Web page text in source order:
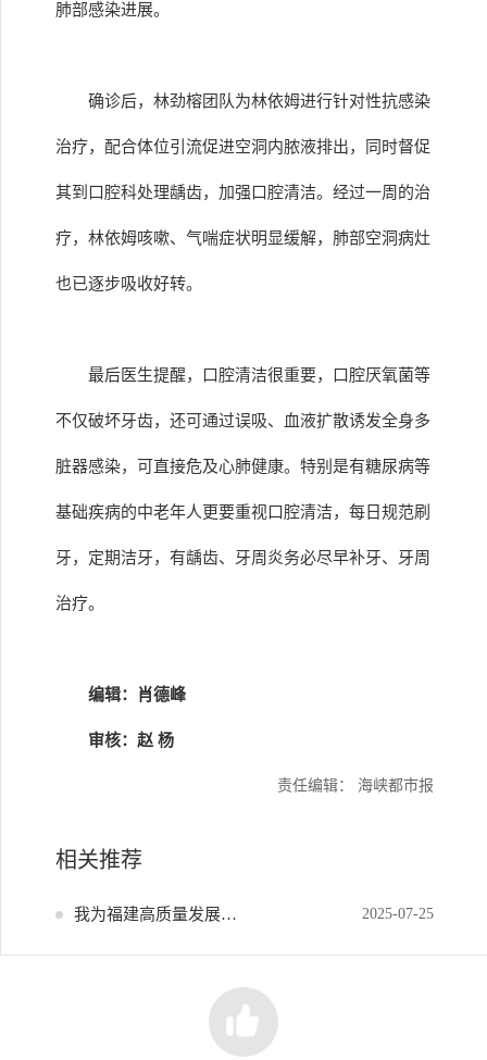
肺部感染进展。
确诊后，林劲榕团队为林依姆进行针对性抗感染
治疗，配合体位引流促进空洞内脓液排出，同时督促
其到口腔科处理龋齿，加强口腔清洁。经过一周的治
疗，林依姆咳嗽、气喘症状明显缓解，肺部空洞病灶
也已逐步吸收好转。
最后医生提醒，口腔清洁很重要，口腔厌氧菌等
不仅破坏牙齿，还可通过误吸、血液扩散诱发全身多
脏器感染，可直接危及心肺健康。特别是有糖尿病等
基础疾病的中老年人更要重视口腔清洁，每日规范刷
牙，定期洁牙，有龋齿、牙周炎务必尽早补牙、牙周
治疗。
编辑：肖德峰
审核：赵 杨
责任编辑： 海峡都市报
相关推荐
我为福建高质量发展献策 2025-07-25